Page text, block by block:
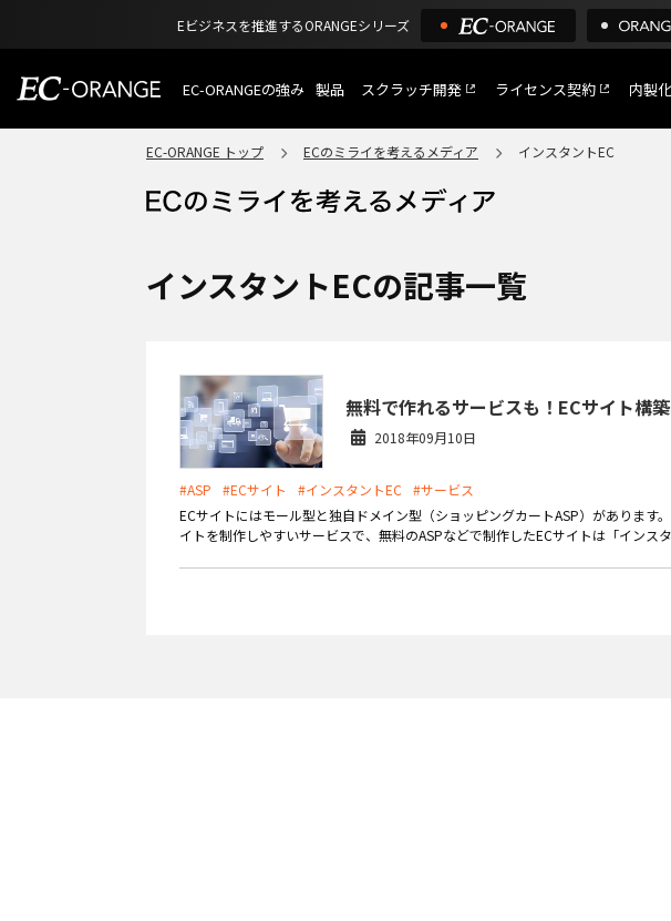
Eビジネスを推進するORANGEシリーズ
EC-ORANGEの強み
選ばれる理由
ECサイトのリプレイス
機能一覧
外部サービス連携
インフラ環境・サポート
製品
特長
ショッピングモール型 EC
通販受注対応
ECと通販の連動を可能に
スクラッチ開発 ライセンス契約 内製
EC-ORANGE トップ ECのミライを考えるメディア インスタントEC
インスタントECの記事一覧
無料で作れるサービスも！ECサイト構
2018年09月10日
#ASP #ECサイト #インスタントEC #サービス
ECサイトにはモール型と独自ドメイン型（ショッピングカートASP）があります
イトを制作しやすいサービスで、無料のASPなどで制作したECサイトは「インス